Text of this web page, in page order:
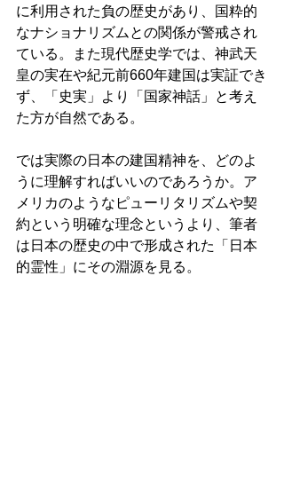
に利用された負の歴史があり、国粋的
なナショナリズムとの関係が警戒され
ている。また現代歴史学では、神武天
皇の実在や紀元前660年建国は実証でき
ず、「史実」より「国家神話」と考え
た方が自然である。
では実際の日本の建国精神を、どのよ
うに理解すればいいのであろうか。ア
メリカのようなピューリタリズムや契
約という明確な理念というより、筆者
は日本の歴史の中で形成された「日本
的霊性」にその淵源を見る。